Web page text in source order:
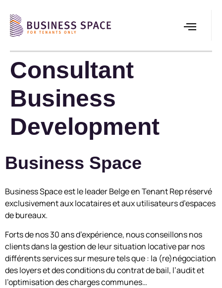
Consultant
Business
Development
Business Space
Business Space est le leader Belge en Tenant Rep réservé
exclusivement aux locataires et aux utilisateurs d’espaces
de bureaux.
Forts de nos 30 ans d’expérience, nous conseillons nos
clients dans la gestion de leur situation locative par nos
différents services sur mesure tels que : la (re)négociation
des loyers et des conditions du contrat de bail, l’audit et
l’optimisation des charges communes…